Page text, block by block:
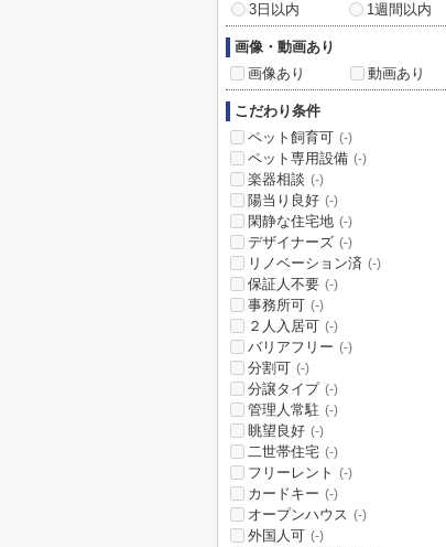
3日以内
1週間以内
画像・動画あり
画像あり
動画あり
こだわり条件
ペット飼育可 (-)
ペット専用設備 (-)
楽器相談 (-)
陽当り良好 (-)
閑静な住宅地 (-)
デザイナーズ (-)
リノベーション済 (-)
保証人不要 (-)
事務所可 (-)
２人入居可 (-)
バリアフリー (-)
分割可 (-)
分譲タイプ (-)
管理人常駐 (-)
眺望良好 (-)
二世帯住宅 (-)
フリーレント (-)
カードキー (-)
オープンハウス (-)
外国人可 (-)